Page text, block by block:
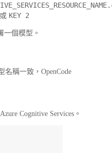
或 KEY 2
一個模型。
名稱一致，OpenCode
Azure Cognitive Services 。